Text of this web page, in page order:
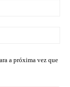
a próxima vez que